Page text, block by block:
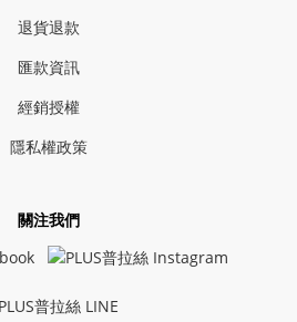
退貨退款
匯款資訊
經銷授權
隱私權政策
關注我們